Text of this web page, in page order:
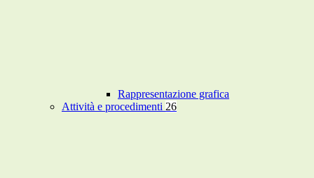
Rappresentazione grafica
Attività e procedimenti 26